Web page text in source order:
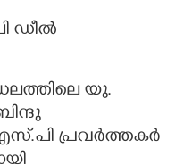
ഡീൽ
യു.
പ്രവർത്തകർ